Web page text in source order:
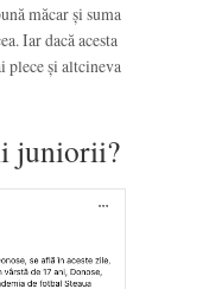
măcar și suma
Iar dacă acesta
plece și altcineva
juniorii?